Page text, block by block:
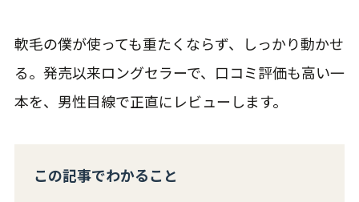
軟毛の僕が使っても重たくならず、しっかり動かせ
る。発売以来ロングセラーで、口コミ評価も高い一
本を、男性目線で正直にレビューします。
この記事でわかること